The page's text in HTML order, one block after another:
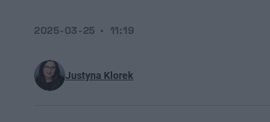
Justyna Klorek
2025-03-25 11:19